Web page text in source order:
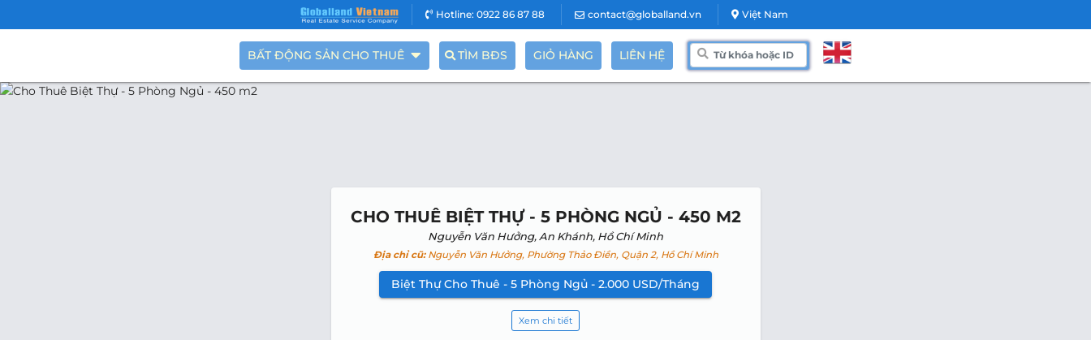
Hotline: 0922 86 87 88 contact@globalland.vn Việt Nam
BẤT ĐỘNG SẢN CHO THUÊ TÌM BĐS GIỎ HÀNG LIÊN HỆ
CHO THUÊ BIỆT THỰ - 5 PHÒNG NGỦ - 450 M2
Nguyễn Văn Hưởng, An Khánh, Hồ Chí Minh
Địa chỉ cũ:Nguyễn Văn Hưởng, Phường Thảo Điền, Quận 2, Hồ Chí Minh
Biệt Thự Cho Thuê - 5 Phòng Ngủ - 2.000 USD/Tháng
Xem chi tiết